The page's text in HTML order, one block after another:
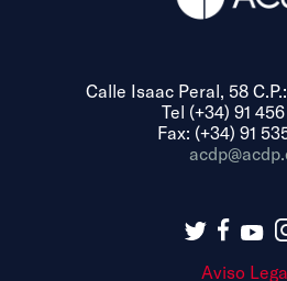
Calle Isaac Peral, 58
Tel (+34) 91
Fax: (+34) 91
Aviso